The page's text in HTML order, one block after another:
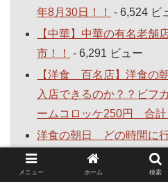
年8月30日！！
- 6,524 ビ
【中華】中華の有名老
市！！
- 6,291 ビュー
【洋食 百名店】洋食の
入店できるのか？？ビ
ームコロッケ250円 合
洋食の朝日 どの時間に
してみました。結果は？？
高配当株 1位商船三井
メニュー ホーム 検索